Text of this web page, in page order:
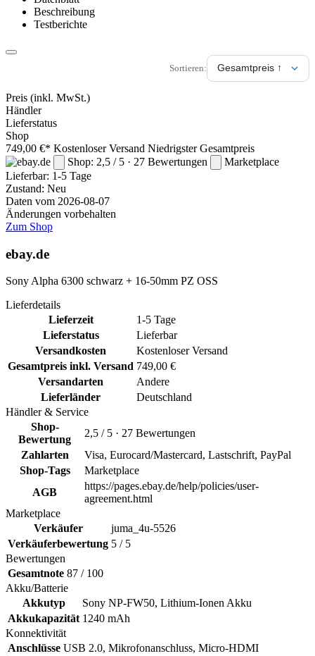
Beschreibung
Testberichte
Sortieren:
Preis (inkl. MwSt.)
Händler
Lieferstatus
Shop
749,00 €* Kostenloser Versand Niedrigster Gesamtpreis
Shop: 2,5 / 5 · 27 Bewertungen
Marketplace
Lieferbar: 1-5 Tage
Zustand: Neu
Daten vom 2026-08-07
Änderungen vorbehalten
Zum Shop
ebay.de
Sony Alpha 6300 schwarz + 16-50mm PZ OSS
Lieferdetails
Lieferzeit
1-5 Tage
Lieferstatus
Lieferbar
Versandkosten
Kostenloser Versand
Gesamtpreis inkl. Versand 749,00 €
Versandarten
Andere
Lieferländer
Deutschland
Händler & Service
Shop-
Bewertung
2,5 / 5 · 27 Bewertungen
Zahlarten
Visa, Eurocard/Mastercard, Lastschrift, PayPal
Shop-Tags
Marketplace
AGB
https://pages.ebay.de/help/policies/user-
agreement.html
Marketplace
Verkäufer
juma_4u-5526
Verkäuferbewertung 5 / 5
Bewertungen
Gesamtnote 87 / 100
Akku/Batterie
Akkutyp
Sony NP-FW50, Lithium-Ionen Akku
Akkukapazität 1240 mAh
Konnektivität
Anschlüsse USB 2.0, Mikrofonanschluss, Micro-HDMI